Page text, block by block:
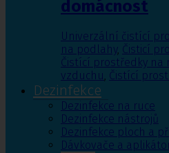
domácnost
Univerzální čistící
na podlahy, Čisticí
Čistící prostředky na
vzduchu, Čistící
Dezinfekce
Dezinfekce na ruce
Dezinfekce nástrojů
Dezinfekce ploch a
Dávkovače a